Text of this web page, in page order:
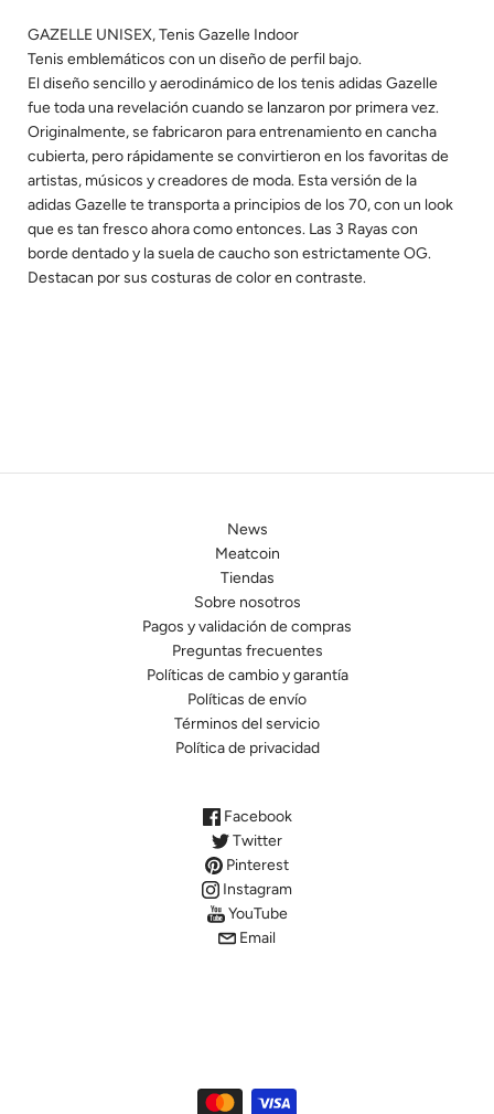
GAZELLE UNISEX, Tenis Gazelle Indoor
Tenis emblemáticos con un diseño de perfil bajo.
El diseño sencillo y aerodinámico de los tenis adidas Gazelle
fue toda una revelación cuando se lanzaron por primera vez.
Originalmente, se fabricaron para entrenamiento en cancha
cubierta, pero rápidamente se convirtieron en los favoritas de
artistas, músicos y creadores de moda. Esta versión de la
adidas Gazelle te transporta a principios de los 70, con un look
que es tan fresco ahora como entonces. Las 3 Rayas con
borde dentado y la suela de caucho son estrictamente OG.
Destacan por sus costuras de color en contraste.
News
Meatcoin
Tiendas
Sobre nosotros
Pagos y validación de compras
Preguntas frecuentes
Políticas de cambio y garantía
Políticas de envío
Términos del servicio
Política de privacidad
Facebook
Twitter
Pinterest
Instagram
YouTube
Email